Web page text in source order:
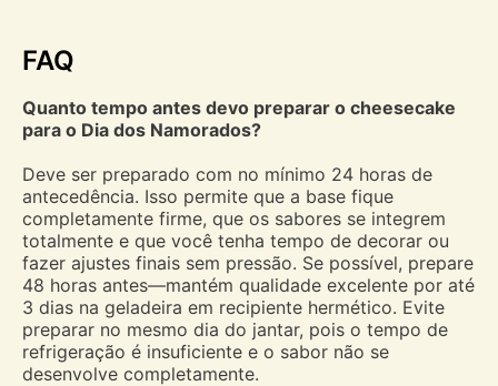
FAQ
Quanto tempo antes devo preparar o cheesecake
para o Dia dos Namorados?
Deve ser preparado com no mínimo 24 horas de
antecedência. Isso permite que a base fique
completamente firme, que os sabores se integrem
totalmente e que você tenha tempo de decorar ou
fazer ajustes finais sem pressão. Se possível, prepare
48 horas antes—mantém qualidade excelente por até
3 dias na geladeira em recipiente hermético. Evite
preparar no mesmo dia do jantar, pois o tempo de
refrigeração é insuficiente e o sabor não se
desenvolve completamente.